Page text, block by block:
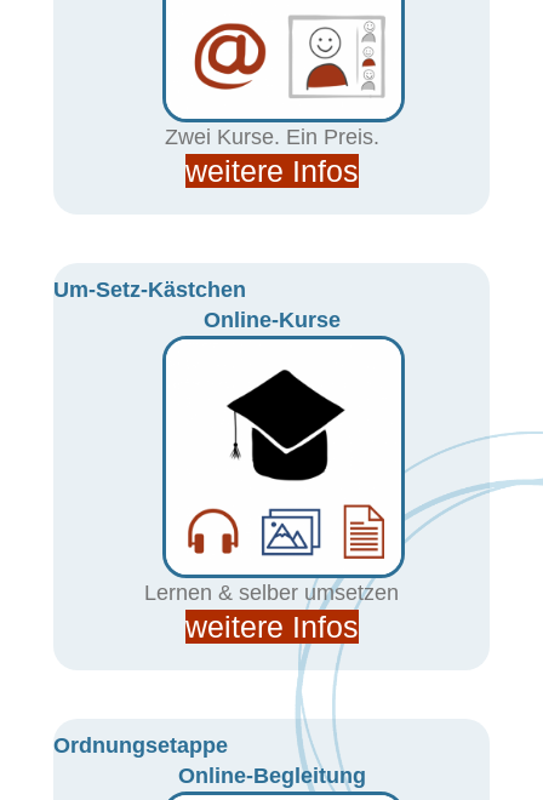
Zwei Kurse. Ein Preis.
weitere Infos
Um-Setz-Kästchen
Online-Kurse
Lernen & selber umsetzen
weitere Infos
Ordnungsetappe
Online-Begleitung